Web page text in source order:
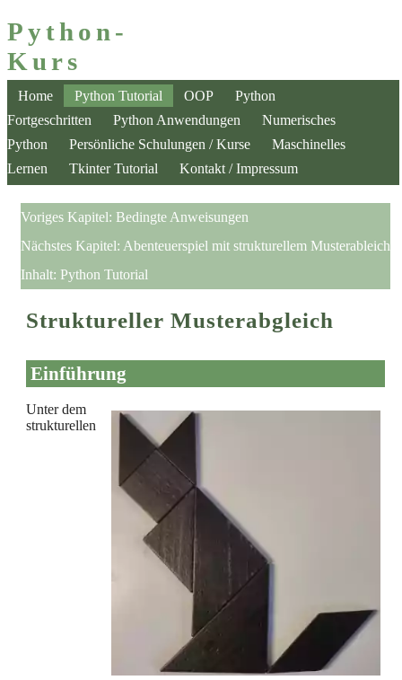
Python-
Kurs
Home Python Tutorial OOP
Python
Fortgeschritten
Python Anwendungen
Numerisches
Python
Persönliche Schulungen / Kurse
Maschinelles
Lernen
Tkinter Tutorial Kontakt / Impressum
Voriges Kapitel: Bedingte Anweisungen
Nächstes Kapitel: Abenteuerspiel mit strukturellem Musterableich
Inhalt: Python Tutorial
Struktureller Musterabgleich
Einführung
Unter dem
strukturellen